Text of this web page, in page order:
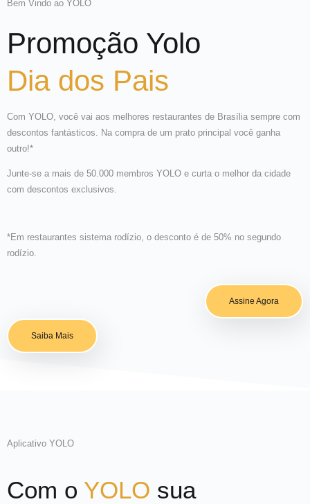
Bem Vindo ao YOLO
Promoção Yolo
Dia dos Pais
Com YOLO, você vai aos melhores restaurantes de Brasília sempre com
descontos fantásticos. Na compra de um prato principal você ganha
outro!*
Junte-se a mais de 50.000 membros YOLO e curta o melhor da cidade
com descontos exclusivos.
*Em restaurantes sistema rodízio, o desconto é de 50% no segundo
rodízio.
Assine Agora
Saiba Mais
Aplicativo YOLO
Com o YOLO sua